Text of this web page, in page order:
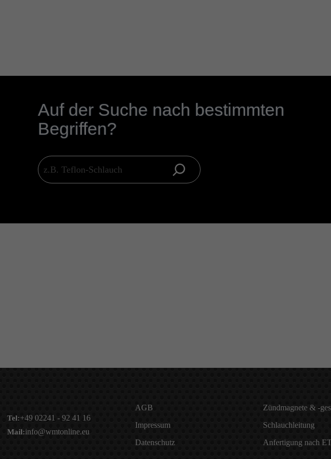
Auf der Suche nach bestimmten
Begriffen?
Tel:+49 02241 - 92 41 16
Mail:info@wmtonline.eu
AGB
Impressum
Datenschutz
Zündmagnete & -
Schlauchleitung
Anfertigung nach